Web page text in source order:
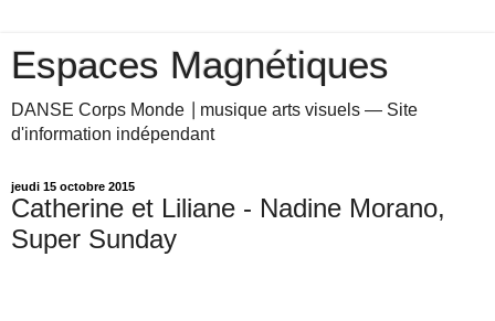
Espaces Magnétiques
DANSE Corps Monde ⎥ musique arts visuels — Site
d'information indépendant
jeudi 15 octobre 2015
Catherine et Liliane - Nadine Morano,
Super Sunday